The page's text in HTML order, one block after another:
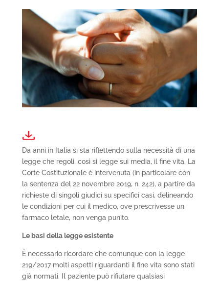
Da anni in Italia si sta riflettendo sulla necessità di una
legge che regoli, così si legge sui media, il fine vita. La
Corte Costituzionale è intervenuta (in particolare con
la sentenza del 22 novembre 2019, n. 242), a partire da
richieste di singoli giudici su specifici casi, delineando
le condizioni per cui il medico, ove prescrivesse un
farmaco letale, non venga punito.
Le basi della legge esistente
È necessario ricordare che comunque con la legge
219/2017 molti aspetti riguardanti il fine vita sono stati
già normati. Il paziente può rifiutare qualsiasi